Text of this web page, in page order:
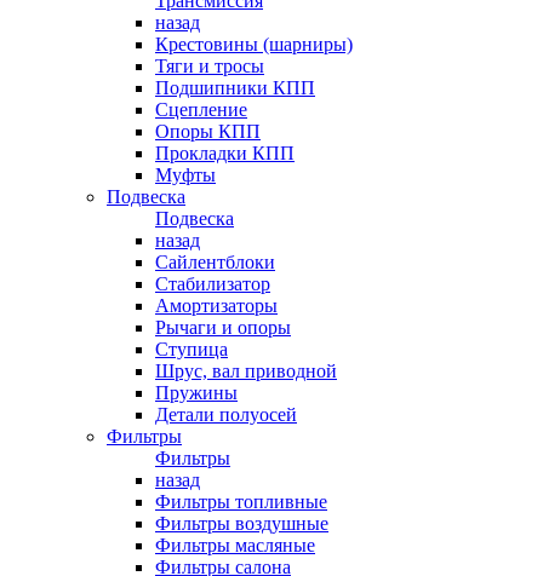
назад
Крестовины (шарниры)
Тяги и тросы
Подшипники КПП
Сцепление
Опоры КПП
Прокладки КПП
Муфты
Подвеска
Подвеска
назад
Сайлентблоки
Стабилизатор
Амортизаторы
Рычаги и опоры
Ступица
Шрус, вал приводной
Пружины
Детали полуосей
Фильтры
Фильтры
назад
Фильтры топливные
Фильтры воздушные
Фильтры масляные
Фильтры салона